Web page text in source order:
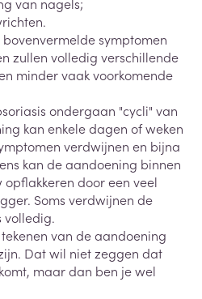
symptomen
zullen volledig verschillende
minder vaak voorkomende
ondergaan "cycli" van
kan enkele dagen of weken
verdwijnen en bijna
kan de aandoening binnen
door een veel
Soms verdwijnen de
volledig.
van de aandoening
Dat wil niet zeggen dat
maar dan ben je wel